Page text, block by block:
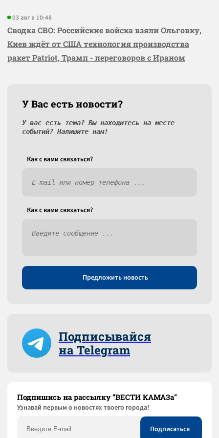
03 авг в 10:48
Сводка СВО: Российские войска взяли Ольговку,
Киев ждёт от США технология производства
ракет Patriot, Трамп - переговоров с Ираном
У Вас есть новости?
У вас есть тема? Вы находитесь на месте
событий? Напишите нам!
Как c вами связаться?
Как c вами связаться?
Предложить новость
Подписывайся
на Telegram
Подпишись на рассылку “ВЕСТИ КАМАЗа”
Узнaвай первым о новостях твоего города!